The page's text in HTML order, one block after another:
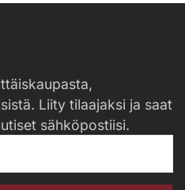
Liity tilaajaksi ja saat
sähköpostiisi.